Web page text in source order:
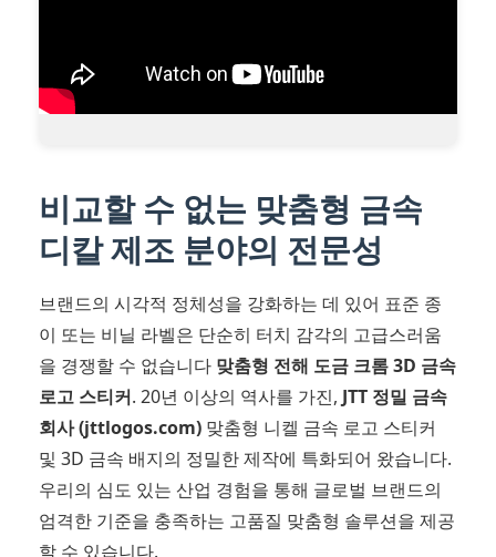
비교할 수 없는 맞춤형 금속
디칼 제조 분야의 전문성
브랜드의 시각적 정체성을 강화하는 데 있어 표준 종
이 또는 비닐 라벨은 단순히 터치 감각의 고급스러움
을 경쟁할 수 없습니다 맞춤형 전해 도금 크롬 3D 금속
로고 스티커. 20년 이상의 역사를 가진, JTT 정밀 금속
회사 (jttlogos.com) 맞춤형 니켈 금속 로고 스티커
및 3D 금속 배지의 정밀한 제작에 특화되어 왔습니다.
우리의 심도 있는 산업 경험을 통해 글로벌 브랜드의
엄격한 기준을 충족하는 고품질 맞춤형 솔루션을 제공
할 수 있습니다.